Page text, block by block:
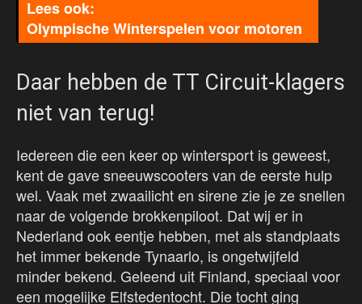
Olympische Winterspelen voor motoren
Daar hebben de TT Circuit-klagers
niet van terug!
Iedereen die een keer op wintersport is geweest,
kent de gave sneeuwscooters van de eerste hulp
wel. Vaak met zwaailicht en sirene zie je ze snellen
naar de volgende brokkenpiloot. Dat wij er in
Nederland ook eentje hebben, met als standplaats
het immer bekende Tynaarlo, is ongetwijfeld
minder bekend. Geleend uit Finland, speciaal voor
een mogelijke Elfstedentocht. Die tocht ging